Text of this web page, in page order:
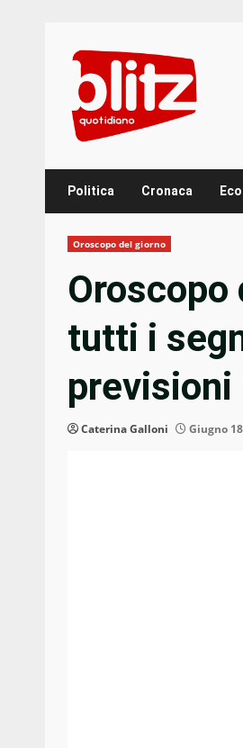
content
Politica Cronaca
Oroscopo del giorno
tutti i
previsioni
Caterina Galloni Giugno